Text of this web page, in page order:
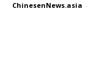
ChinesenNews.asia -